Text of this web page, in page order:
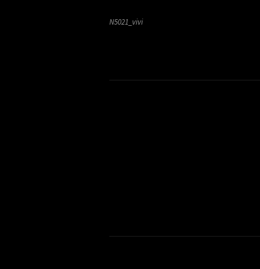
N5021_vivi